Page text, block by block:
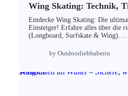
Wing Skating: Technik,
Entdecke Wing Skating: Die
Einsteiger! Erfahre alles über die
(Longboard, Surfskate & Wing)….
by Outdoorliebhaberin
Wingsurfen im Winter – Sichere, warme und starke Sessions